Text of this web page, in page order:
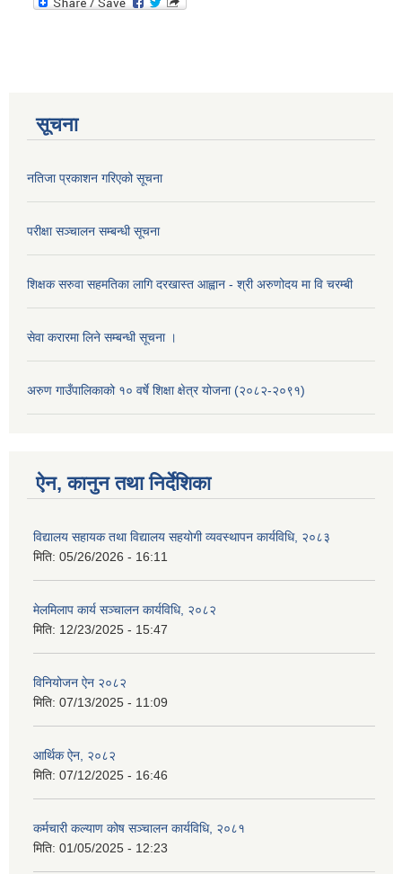
सूचना
नतिजा प्रकाशन गरिएको सूचना
परीक्षा सञ्चालन सम्बन्धी सूचना
शिक्षक सरुवा सहमतिका लागि दरखास्त आह्वान - श्री अरुणोदय मा वि चरम्बी
सेवा करारमा लिने सम्बन्धी सूचना ।
अरुण गाउँपालिकाको १० वर्षे शिक्षा क्षेत्र योजना (२०८२-२०९१)
ऐन, कानुन तथा निर्देशिका
विद्यालय सहायक तथा विद्यालय सहयोगी व्यवस्थापन कार्यविधि, २०८३
मिति: 05/26/2026 - 16:11
मेलमिलाप कार्य सञ्चालन कार्यविधि, २०८२
मिति: 12/23/2025 - 15:47
विनियोजन ऐन २०८२
मिति: 07/13/2025 - 11:09
आर्थिक ऐन, २०८२
मिति: 07/12/2025 - 16:46
कर्मचारी कल्याण कोष सञ्चालन कार्यविधि, २०८१
मिति: 01/05/2025 - 12:23